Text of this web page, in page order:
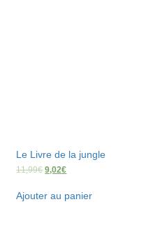
Le Livre de la jungle
11,99€ 9,02€
Ajouter au panier